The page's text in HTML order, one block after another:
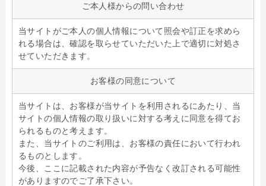
ご本人様からの問い合わせ
当サイトがご本人の個人情報について照会や訂正を求めら
れる場合は、確認を取らせていただいた上で適切に対処さ
せていただきます。
お客様の同意について
当サイトは、お客様が当サイトを利用されるにあたり、当
サイトの個人情報の取り扱いに対する考えに同意を得てお
られるものと考えます。
また、当サイトのご利用は、お客様の責任において行われ
るものとします。
今後、ここに記載された内容が予告なく改訂される可能性
がありますのでご了承下さい。